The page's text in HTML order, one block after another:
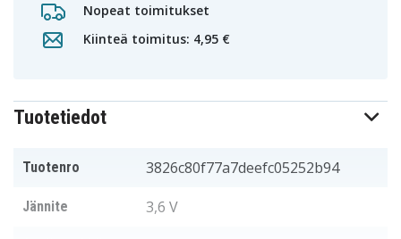
Nopeat toimitukset
Kiinteä toimitus: 4,95 €
Tuotetiedot
Tuotenro 3826c80f77a7deefc05252b94
Jännite 3,6 V